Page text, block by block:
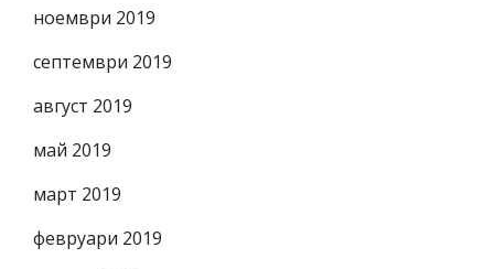
ноември 2019
септември 2019
август 2019
май 2019
март 2019
февруари 2019